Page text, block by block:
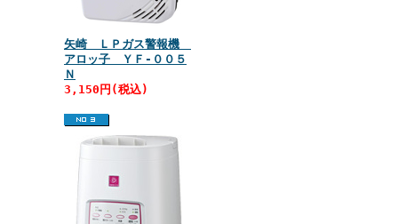
矢崎 ＬＰガス警報機
アロッ子 ＹＦ‐００５
Ｎ
3,150円(税込)